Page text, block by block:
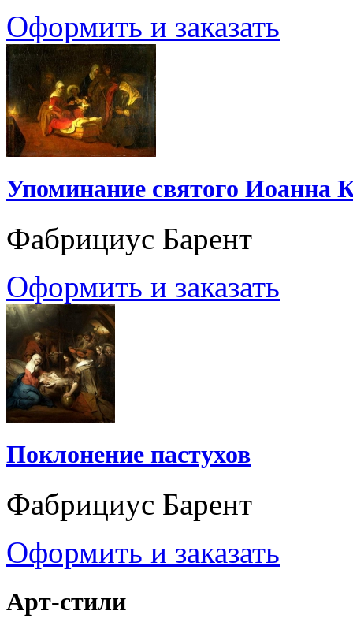
Оформить и заказать
Упоминание святого Иоанна
Фабрициус Барент
Оформить и заказать
Поклонение пастухов
Фабрициус Барент
Оформить и заказать
Арт-стили